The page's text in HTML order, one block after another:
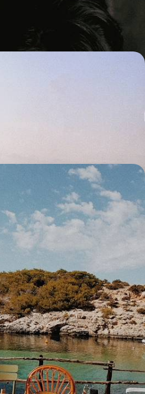
- En deux temps, retour
à l’écart de l’agitation, faire
tout en douceur
hôtels trendy en Espagne
(3)
vos envies
voyageur est différent